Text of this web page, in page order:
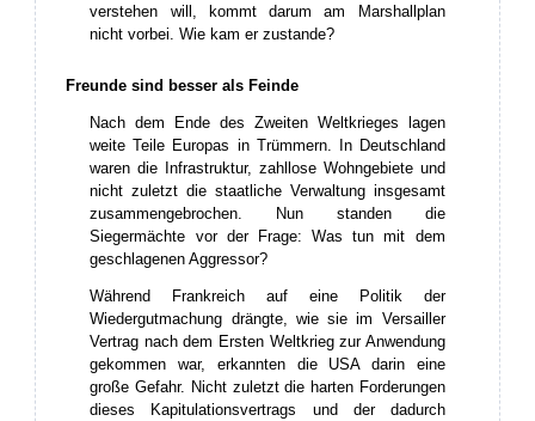
verstehen will, kommt darum am Marshallplan
nicht vorbei. Wie kam er zustande?
Freunde sind besser als Feinde
Nach dem Ende des Zweiten Weltkrieges lagen
weite Teile Europas in Trümmern. In Deutschland
waren die Infrastruktur, zahllose Wohngebiete und
nicht zuletzt die staatliche Verwaltung insgesamt
zusammengebrochen. Nun standen die
Siegermächte vor der Frage: Was tun mit dem
geschlagenen Aggressor?
Während Frankreich auf eine Politik der
Wiedergutmachung drängte, wie sie im Versailler
Vertrag nach dem Ersten Weltkrieg zur Anwendung
gekommen war, erkannten die USA darin eine
große Gefahr. Nicht zuletzt die harten Forderungen
dieses Kapitulationsvertrags und der dadurch